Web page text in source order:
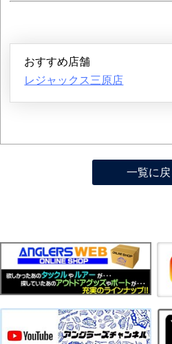
おすすめ店舗
レジャックス三原店
一覧に戻